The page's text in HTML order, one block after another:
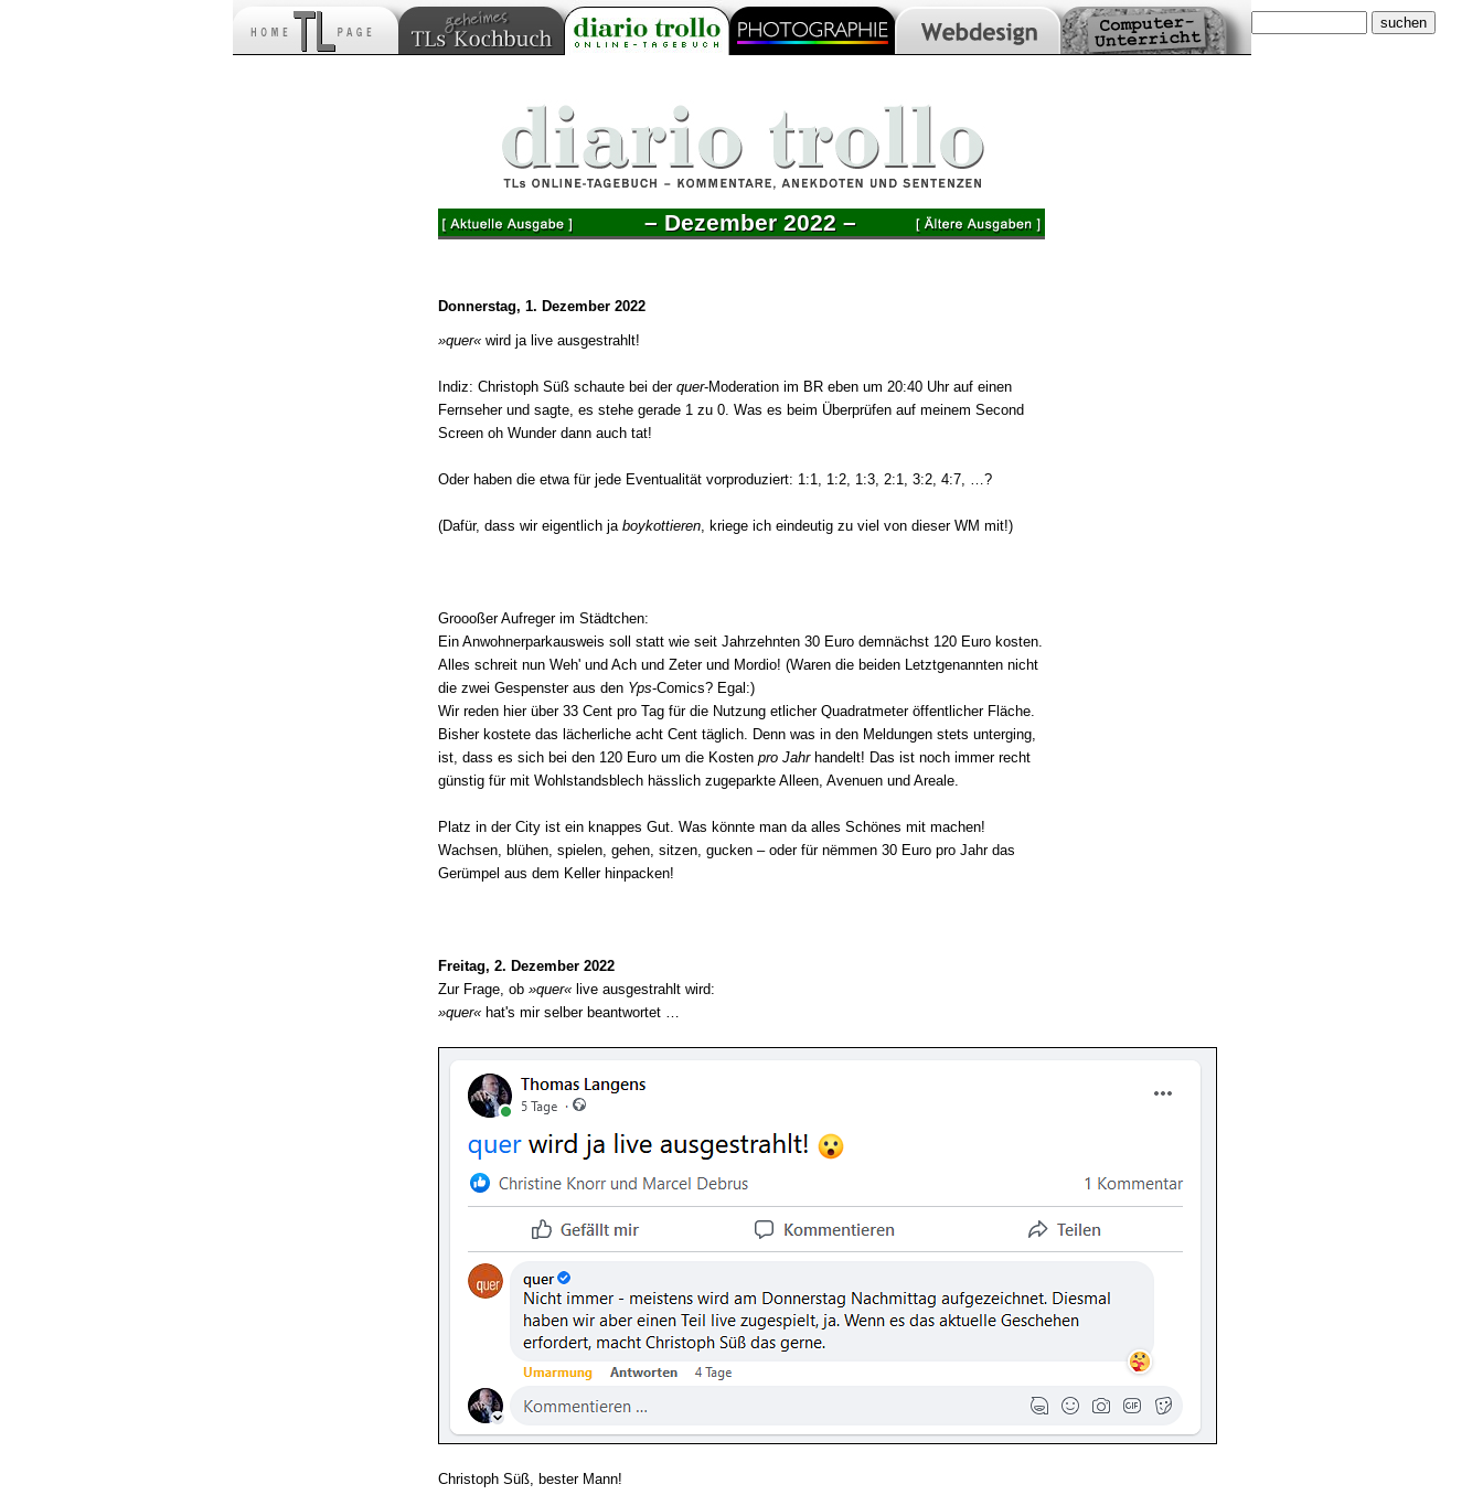
– Dezember 2022 –
Donnerstag, 1. Dezember 2022
»quer« wird ja live ausgestrahlt!
Indiz: Christoph Süß schaute bei der quer-Moderation im BR eben um 20:40 Uhr auf einen
Fernseher und sagte, es stehe gerade 1 zu 0. Was es beim Überprüfen auf meinem Second
Screen oh Wunder dann auch tat!
Oder haben die etwa für jede Eventualität vorproduziert: 1:1, 1:2, 1:3, 2:1, 3:2, 4:7, …?
(Dafür, dass wir eigentlich ja boykottieren, kriege ich eindeutig zu viel von dieser WM mit!)
Groooßer Aufreger im Städtchen:
Ein Anwohnerparkausweis soll statt wie seit Jahrzehnten 30 Euro demnächst 120 Euro kosten.
Alles schreit nun Weh' und Ach und Zeter und Mordio! (Waren die beiden Letztgenannten nicht
die zwei Gespenster aus den Yps-Comics? Egal:)
Wir reden hier über 33 Cent pro Tag für die Nutzung etlicher Quadratmeter öffentlicher Fläche.
Bisher kostete das lächerliche acht Cent täglich. Denn was in den Meldungen stets unterging,
ist, dass es sich bei den 120 Euro um die Kosten pro Jahr handelt! Das ist noch immer recht
günstig für mit Wohlstandsblech hässlich zugeparkte Alleen, Avenuen und Areale.
Platz in der City ist ein knappes Gut. Was könnte man da alles Schönes mit machen!
Wachsen, blühen, spielen, gehen, sitzen, gucken – oder für nëmmen 30 Euro pro Jahr das
Gerümpel aus dem Keller hinpacken!
Freitag, 2. Dezember 2022
Zur Frage, ob »quer« live ausgestrahlt wird:
»quer« hat's mir selber beantwortet …
Christoph Süß, bester Mann!